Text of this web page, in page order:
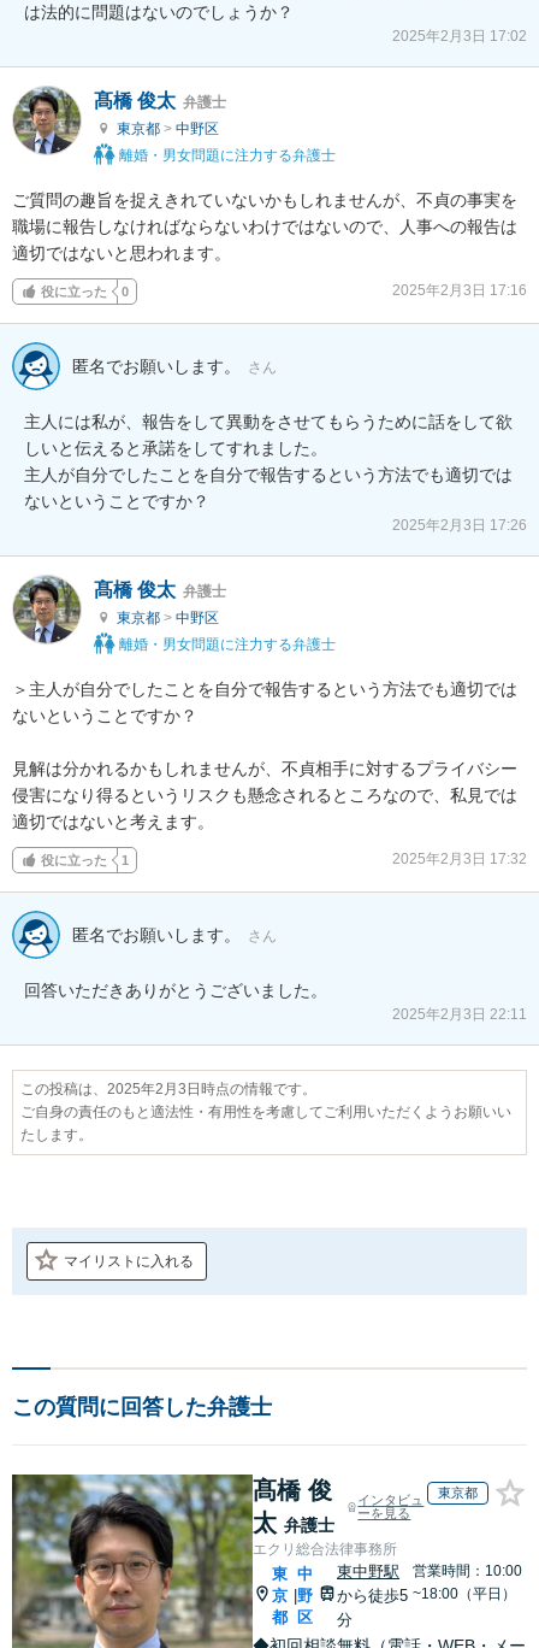
は法的に問題はないのでしょうか？
2025年2月3日 17:02
髙橋 俊太 弁護士
東京都 > 中野区
離婚・男女問題に注力する弁護士
ご質問の趣旨を捉えきれていないかもしれませんが、不貞の事実を
職場に報告しなければならないわけではないので、人事への報告は
適切ではないと思われます。
役に立った 0 2025年2月3日 17:16
匿名でお願いします。 さん
主人には私が、報告をして異動をさせてもらうために話をして欲
しいと伝えると承諾をしてすれました。
主人が自分でしたことを自分で報告するという方法でも適切では
ないということですか？
2025年2月3日 17:26
髙橋 俊太 弁護士
東京都 > 中野区
離婚・男女問題に注力する弁護士
＞主人が自分でしたことを自分で報告するという方法でも適切では
ないということですか？
見解は分かれるかもしれませんが、不貞相手に対するプライバシー
侵害になり得るというリスクも懸念されるところなので、私見では
適切ではないと考えます。
役に立った 1 2025年2月3日 17:32
匿名でお願いします。 さん
回答いただきありがとうございました。
2025年2月3日 22:11
この投稿は、2025年2月3日時点の情報です。
ご自身の責任のもと適法性・有用性を考慮してご利用いただくようお願いい
たします。
マイリストに入れる
この質問に回答した弁護士
髙橋 俊
太 弁護士
インタビュ
ーを見る
東京都
エクリ総合法律事務所
東
京
都
中
野
区
東中野駅
から徒歩5
分
営業時間：10:00
~18:00（平日）